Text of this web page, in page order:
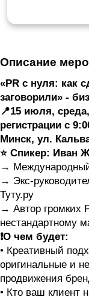
Описание
«PR с нуля: как
заговорили» -
📍15 июля,
регистрации с
Минск, ул.
⭐️ Спикер: Иван
→
→ Экс-
Туту.ру
→ Автор громких
нестандартному
❗️О чем будет:
• Креативный
оригинальные и
продвижения
• Кто ваш клиент